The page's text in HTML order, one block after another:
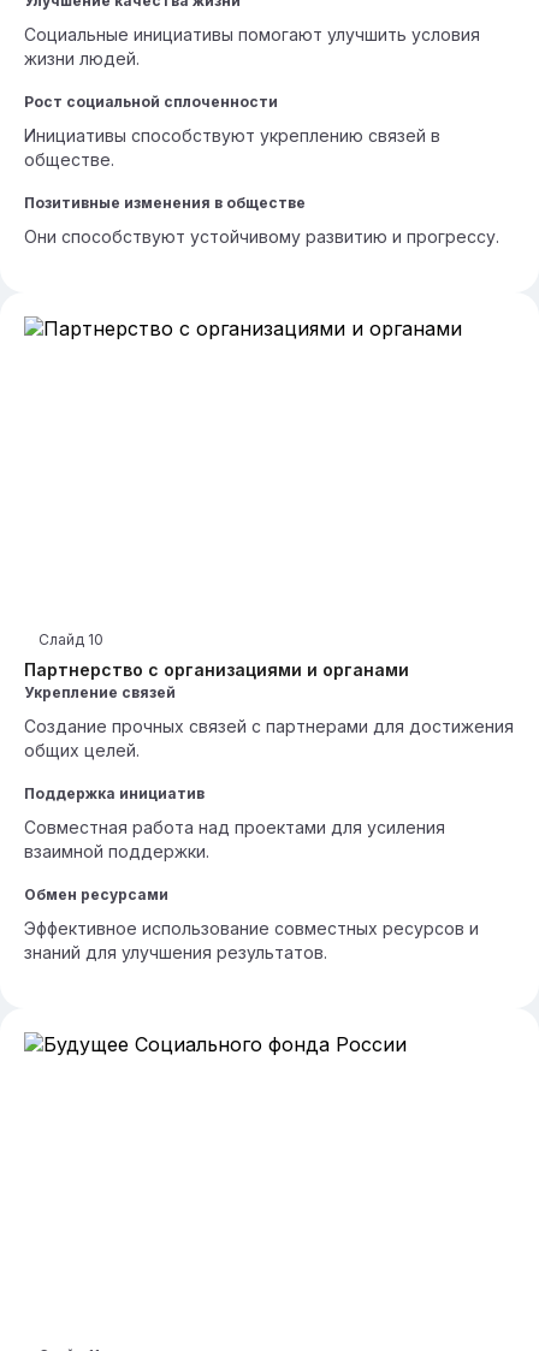
Социальные инициативы помогают улучшить условия
жизни людей.
Рост социальной сплоченности
Инициативы способствуют укреплению связей в
обществе.
Позитивные изменения в обществе
Они способствуют устойчивому развитию и прогрессу.
Партнерство с организациями и органами
Слайд 10
Укрепление связей
Создание прочных связей с партнерами для достижения
общих целей.
Поддержка инициатив
Совместная работа над проектами для усиления
взаимной поддержки.
Обмен ресурсами
Эффективное использование совместных ресурсов и
знаний для улучшения результатов.